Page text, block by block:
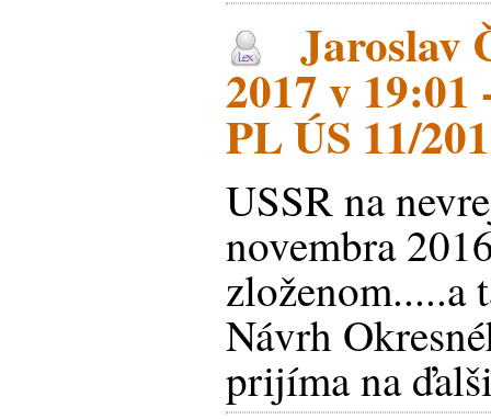
Jaroslav
2017 v 19:01
PL ÚS 11/
USSR na
novembra
zloženom.....a
Návrh
prijíma na